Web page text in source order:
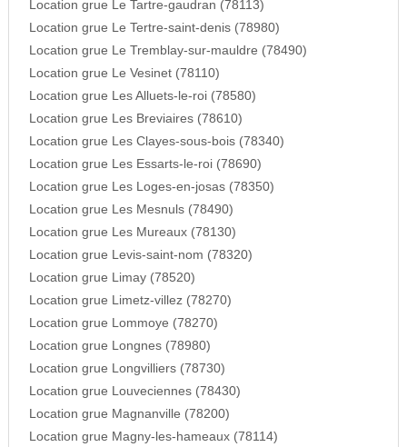
Location grue Le Tartre-gaudran (78113)
Location grue Le Tertre-saint-denis (78980)
Location grue Le Tremblay-sur-mauldre (78490)
Location grue Le Vesinet (78110)
Location grue Les Alluets-le-roi (78580)
Location grue Les Breviaires (78610)
Location grue Les Clayes-sous-bois (78340)
Location grue Les Essarts-le-roi (78690)
Location grue Les Loges-en-josas (78350)
Location grue Les Mesnuls (78490)
Location grue Les Mureaux (78130)
Location grue Levis-saint-nom (78320)
Location grue Limay (78520)
Location grue Limetz-villez (78270)
Location grue Lommoye (78270)
Location grue Longnes (78980)
Location grue Longvilliers (78730)
Location grue Louveciennes (78430)
Location grue Magnanville (78200)
Location grue Magny-les-hameaux (78114)